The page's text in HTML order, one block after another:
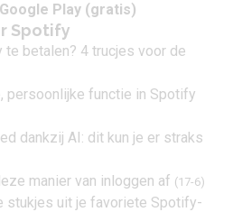
Play (gratis)
Spotify
betalen? 4 trucjes voor de
persoonlijke functie in Spotify
dankzij AI: dit kun je er straks
manier van inloggen af (17-6)
stukjes uit je favoriete Spotify-